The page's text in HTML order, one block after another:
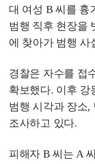
대 여성 B 씨를 흉
범행 직후 현장을
에 찾아가 범행 사
경찰은 자수를 접
확보했다. 이후 강
범행 시각과 장소,
조사하고 있다.
피해자 B 씨는 A